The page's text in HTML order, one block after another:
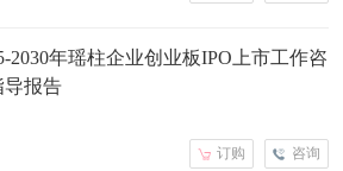
2030年瑶柱企业创业板IPO上市工作咨
导报告
咨询
订购